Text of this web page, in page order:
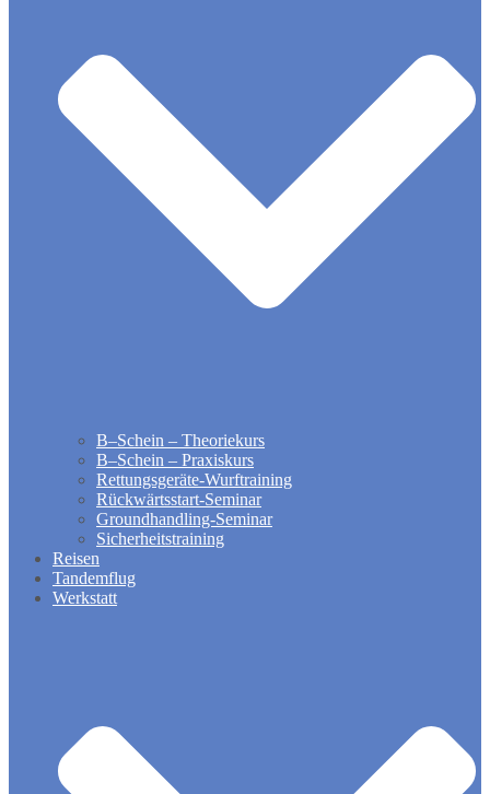
B–Schein – Theoriekurs
B–Schein – Praxiskurs
Rettungsgeräte-Wurftraining
Rückwärtsstart-Seminar
Groundhandling​-Seminar
Sicherheitstraining
Reisen
Tandemflug
Werkstatt